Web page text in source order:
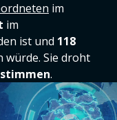
im
im
ist und 118
würde. Sie droht
.